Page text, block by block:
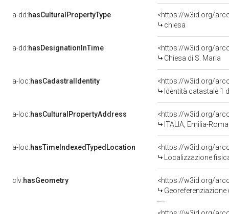
a-dd:hasCulturalPropertyType
<https://w3id.org/
chiesa
a-dd:hasDesignationInTime
<https://w3id.org/
Chiesa di S. Maria
a-loc:hasCadastralIdentity
<https://w3id.org/
Identità catastale 1
a-loc:hasCulturalPropertyAddress
<https://w3id.org/
ITALIA, Emilia-
a-loc:hasTimeIndexedTypedLocation
<https://w3id.org/
Localizzazione
clv:hasGeometry
<https://w3id.org/